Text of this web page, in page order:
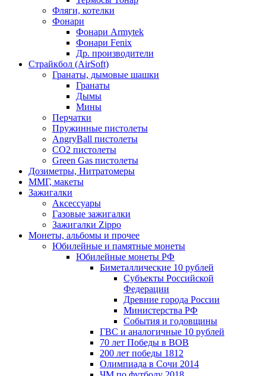
Фляги, котелки
Фонари
Фонари Armytek
Фонари Fenix
Др. производители
Страйкбол (AirSoft)
Гранаты, дымовые шашки
Гранаты
Дымы
Мины
Перчатки
Пружинные пистолеты
AngryBall пистолеты
CO2 пистолеты
Green Gas пистолеты
Дозиметры, Нитратомеры
ММГ, макеты
Зажигалки
Аксессуары
Газовые зажигалки
Зажигалки Zippo
Монеты, альбомы и прочее
Юбилейные и памятные монеты
Юбилейные монеты РФ
Биметаллические 10 рублей
Субъекты Российской
Федерации
Древние города России
Министерства РФ
События и годовщины
ГВС и аналогичные 10 рублей
70 лет Победы в ВОВ
200 лет победы 1812
Олимпиада в Сочи 2014